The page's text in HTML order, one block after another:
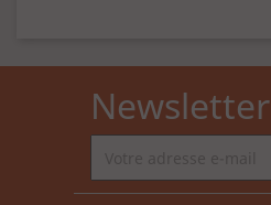
Newsletter